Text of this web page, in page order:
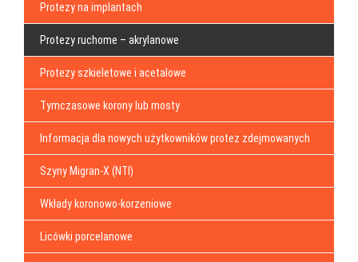
Protezy na implantach
Protezy ruchome – akrylanowe
Protezy szkieletowe i acetalowe
Tymczasowe korony lub mosty
Informacja dla nowych użytkowników protez zdejmowanych
Szyny Migran-X (NTI)
Wkłady koronowo-korzeniowe
Licówki porcelanowe